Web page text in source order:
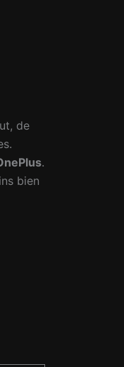
de
.
bien